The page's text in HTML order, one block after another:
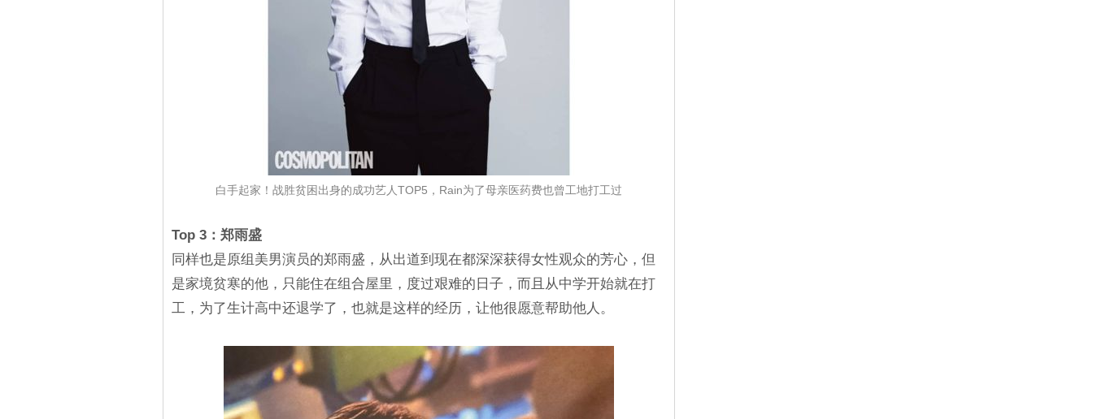
白手起家！战胜贫困出身的成功艺人TOP5，Rain为了母亲医药费也曾工地打工过
Top 3：郑雨盛
同样也是原组美男演员的郑雨盛，从出道到现在都深深获得女性观众的芳心，但
是家境贫寒的他，只能住在组合屋里，度过艰难的日子，而且从中学开始就在打
工，为了生计高中还退学了，也就是这样的经历，让他很愿意帮助他人。